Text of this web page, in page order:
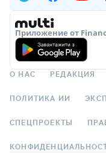
Приложение от
О НАС РЕДАКЦИЯ
ПОЛИТИКА ИИ
СПЕЦПРОЕКТЫ